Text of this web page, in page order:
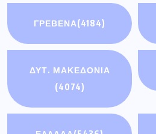
ΓΡΕΒΕΝΑ(4184)
ΔΥΤ. ΜΑΚΕΔΟΝΙΑ
(4074)